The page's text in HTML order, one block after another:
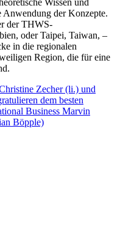
der Konzepte.
der THWS-
oder Taipei, Taiwan, –
in die regionalen
Region, die für eine